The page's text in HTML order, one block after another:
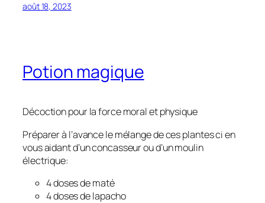
août 18, 2023
Potion magique
Décoction pour la force moral et physique
Préparer à l’avance le mélange de ces plantes ci en
vous aidant d’un concasseur ou d’un moulin
électrique:
4 doses de maté
4 doses de lapacho